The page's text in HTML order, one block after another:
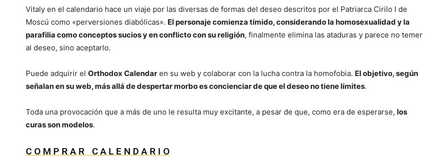
Vitaly en el calendario hace un viaje por las diversas de formas del deseo descritos por el Patriarca Cirilo I de
Moscú como «perversiones diabólicas». El personaje comienza tímido, considerando la homosexualidad y la
parafilia como conceptos sucios y en conflicto con su religión, finalmente elimina las ataduras y parece no temer
al deseo, sino aceptarlo.
Puede adquirir el Orthodox Calendar en su web y colaborar con la lucha contra la homofobia. El objetivo, según
señalan en su web, más allá de despertar morbo es concienciar de que el deseo no tiene límites.
Toda una provocación que a más de uno le resulta muy excitante, a pesar de que, como era de esperarse, los
curas son modelos.
C O M P R A R C A L E N D A R I O